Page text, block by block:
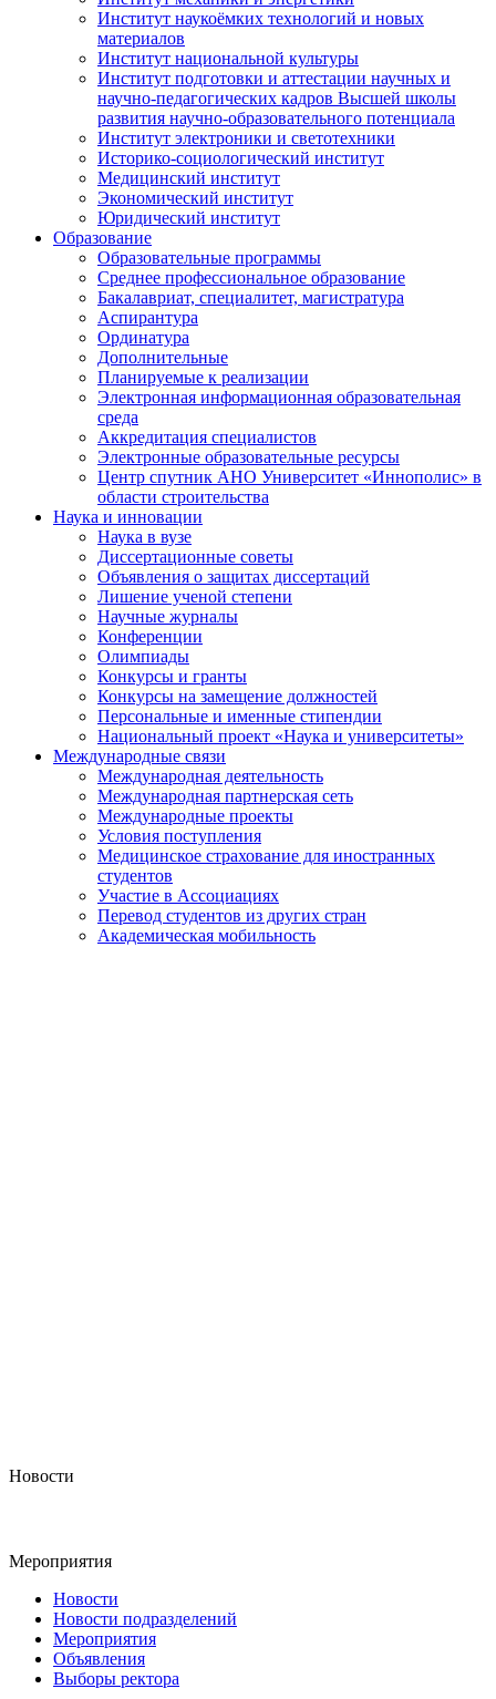
Институт наукоёмких технологий и новых
материалов
Институт национальной культуры
Институт подготовки и аттестации научных и
научно-педагогических кадров Высшей школы
развития научно-образовательного потенциала
Институт электроники и светотехники
Историко-социологический институт
Медицинский институт
Экономический институт
Юридический институт
Образование
Образовательные программы
Среднее профессиональное образование
Бакалавриат, специалитет, магистратура
Аспирантура
Ординатура
Дополнительные
Планируемые к реализации
Электронная информационная образовательная
среда
Аккредитация специалистов
Электронные образовательные ресурсы
Центр спутник АНО Университет «Иннополис» в
области строительства
Наука и инновации
Наука в вузе
Диссертационные советы
Объявления о защитах диссертаций
Лишение ученой степени
Научные журналы
Конференции
Олимпиады
Конкурсы и гранты
Конкурсы на замещение должностей
Персональные и именные стипендии
Национальный проект «Наука и университеты»
Международные связи
Международная деятельность
Международная партнерская сеть
Международные проекты
Условия поступления
Медицинское страхование для иностранных
студентов
Участие в Ассоциациях
Перевод студентов из других стран
Академическая мобильность
Новости
Мероприятия
Новости
Новости подразделений
Мероприятия
Объявления
Выборы ректора